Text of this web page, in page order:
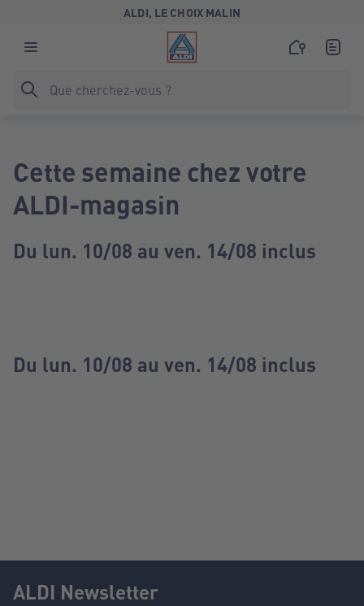
ALDI, LE CHOIX MALIN
Cette semaine chez votre
ALDI-magasin
Du lun. 10/08 au ven. 14/08 inclus
Du lun. 10/08 au ven. 14/08 inclus
ALDI Newsletter